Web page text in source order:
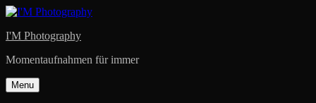
Skip
content
I'M Photography
Momentaufnahmen für immer
Menu